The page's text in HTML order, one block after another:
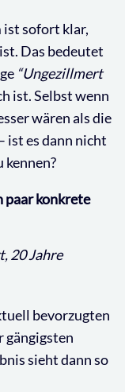
ist sofort klar,
Das bedeutet
“Ungezillmert
ist. Selbst wenn
wären als die
ist es dann nicht
kennen?
paar konkrete
20 Jahre
bevorzugten
gängigsten
sieht dann so